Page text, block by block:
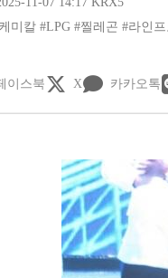
미칼 #LPG #찔레곤 #라인
이스북 X 카카오톡